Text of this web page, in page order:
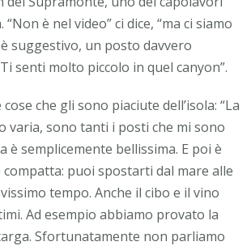
“Non è nel video” ci dice, “ma ci siamo
suggestivo, un posto davvero
senti molto piccolo in quel canyon”.
che gli sono piaciute dell’isola: “La
varia, sono tanti i posti che mi sono
è semplicemente bellissima. E poi è
compatta: puoi spostarti dal mare alle
tempo. Anche il cibo e il vino
Ad esempio abbiamo provato la
Sfortunatamente non parliamo